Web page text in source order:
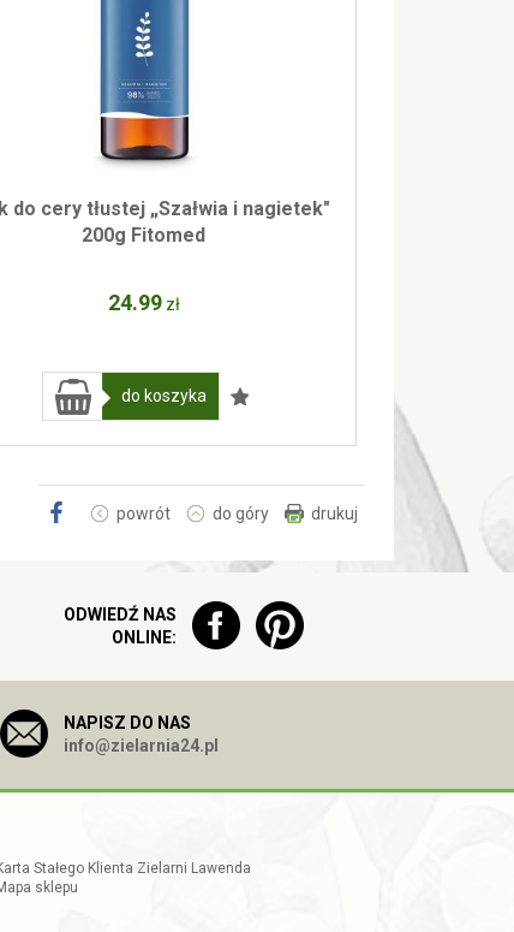
do cery tłustej „Szałwia i nagietek"
200g Fitomed
24.99 zł
do koszyka
powrót do góry drukuj
ODWIEDŹ NAS
ONLINE:
NAPISZ DO NAS
info@zielarnia24.pl
Stałego Klienta Zielarni Lawenda
sklepu